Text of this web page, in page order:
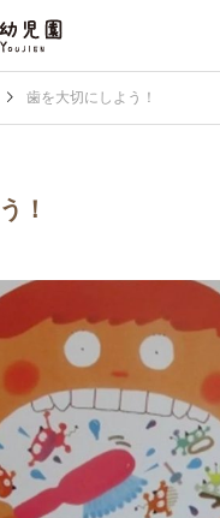
歯を大切にしよう！
！